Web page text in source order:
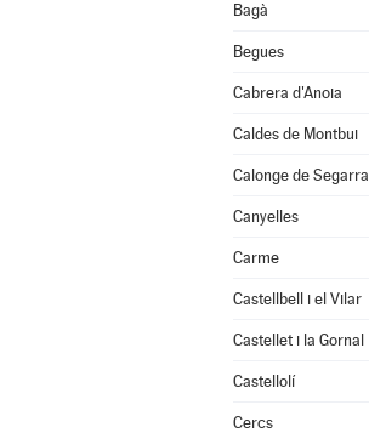
Bagà
Begues
Cabrera d'Anoia
Caldes de Montbui
Calonge de Segarra
Canyelles
Carme
Castellbell i el Vilar
Castellet i la Gornal
Castellolí
Cercs